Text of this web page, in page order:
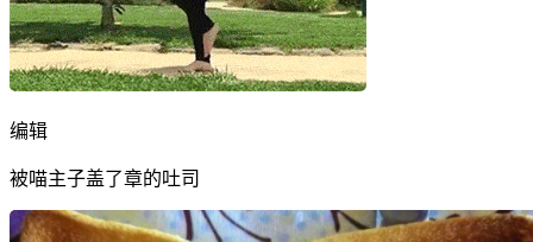
编辑
被喵主子盖了章的吐司